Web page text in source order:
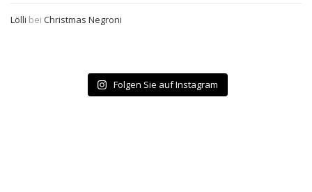
Lölli bei Christmas Negroni
Folgen Sie auf Instagram